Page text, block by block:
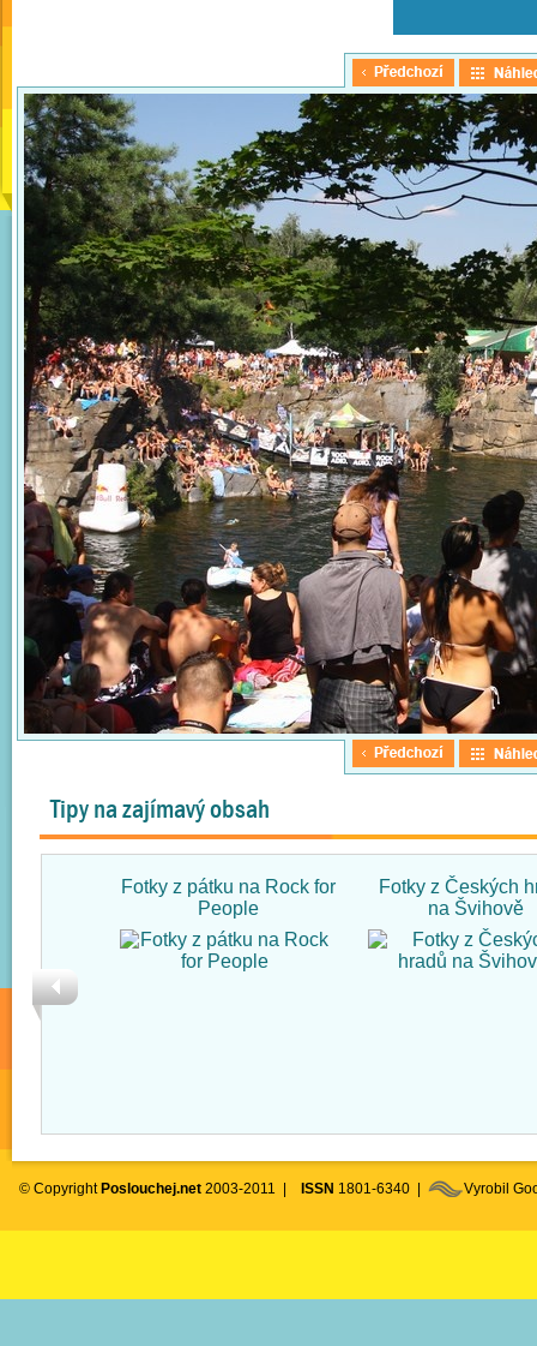
Tipy na zajímavý obsah
Fotky z pátku na Rock for
People
Fotky z Českých
na Švihově
© Copyright Poslouchej.net 2003-2011 | ISSN 1801-6340 | Vyrobil